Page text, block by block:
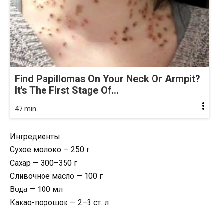
Find Papillomas On Your Neck Or Armpit?
It's The First Stage Of...
47 min
Ингредиенты
Сухое молоко — 250 г
Сахар — 300–350 г
Сливочное масло — 100 г
Вода — 100 мл
Какао-порошок — 2–3 ст. л.